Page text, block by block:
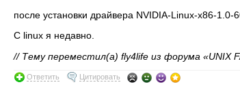
после установки драйвера NVIDIA-Linux-x86-
С linux я недавно.
// Тему переместил(а) fly4life из форума «UNIX
Ответить Цитировать